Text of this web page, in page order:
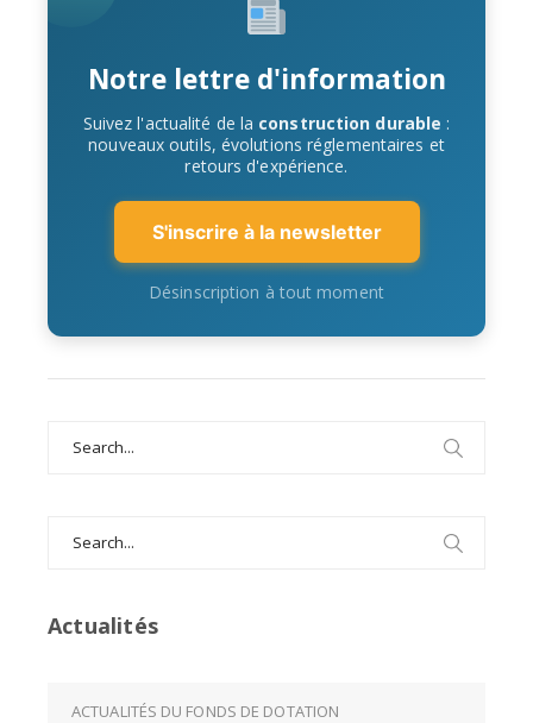
Notre lettre d'information
Suivez l'actualité de la construction durable :
nouveaux outils, évolutions réglementaires et
retours d'expérience.
S'inscrire à la newsletter
Désinscription à tout moment
Actualités
ACTUALITÉS DU FONDS DE DOTATION